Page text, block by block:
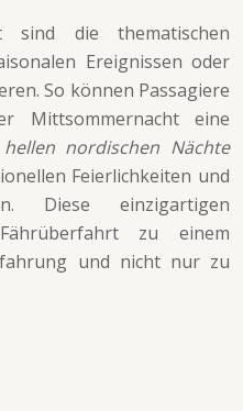
sind die thematischen
Ereignissen oder
So können Passagiere
Mittsommernacht eine
nordischen Nächte
Feierlichkeiten und
Diese einzigartigen
zu einem
und nicht nur zu